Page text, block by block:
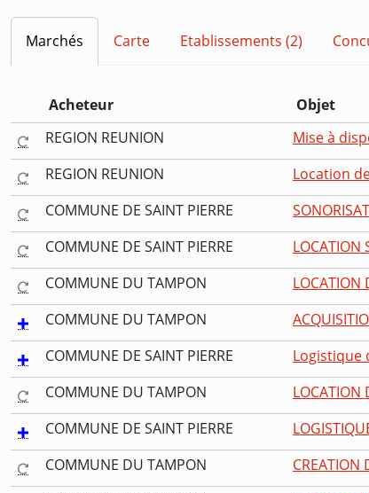
Marchés Carte Etablissements (2)
Acheteur Objet
REGION REUNION
Mise à
REGION REUNION
Location
COMMUNE DE SAINT PIERRE
COMMUNE DE SAINT PIERRE
LOCATION
COMMUNE DU TAMPON
LOCATION
COMMUNE DU TAMPON
COMMUNE DE SAINT PIERRE
Logistique
COMMUNE DU TAMPON
LOCATION
COMMUNE DE SAINT PIERRE
COMMUNE DU TAMPON
CREATION